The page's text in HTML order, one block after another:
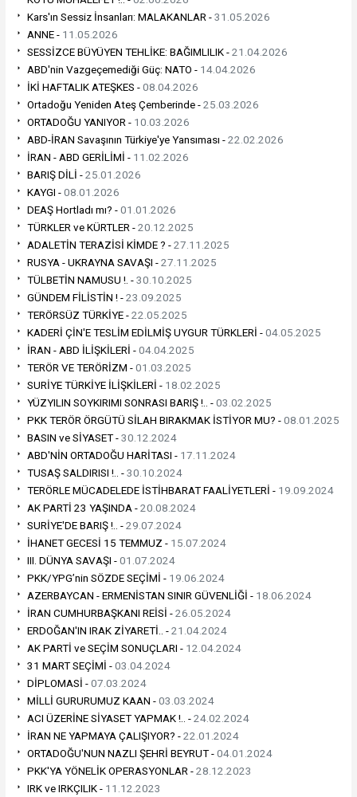
Kars'ın Sessiz İnsanları: MALAKANLAR -31.05.2026
ANNE - 11.05.2026
SESSİZCE BÜYÜYEN TEHLİKE: BAĞIMLILIK -21.04.2026
ABD'nin Vazgeçemediği Güç: NATO - 14.04.2026
İKİ HAFTALIK ATEŞKES -08.04.2026
Ortadoğu Yeniden Ateş Çemberinde -25.03.2026
ORTADOĞU YANIYOR - 10.03.2026
ABD-İRAN Savaşının Türkiye'ye Yansıması -22.02.2026
İRAN - ABD GERİLİMİ - 11.02.2026
BARIŞ DİLİ -25.01.2026
KAYGI -08.01.2026
DEAŞ Hortladı mı? -01.01.2026
TÜRKLER ve KÜRTLER -20.12.2025
ADALETİN TERAZİSİ KİMDE ? -27.11.2025
RUSYA - UKRAYNA SAVAŞI -27.11.2025
TÜLBETİN NAMUSU !. -30.10.2025
GÜNDEM FİLİSTİN ! -23.09.2025
TERÖRSÜZ TÜRKİYE -22.05.2025
KADERİ ÇİN'E TESLİM EDİLMİŞ UYGUR TÜRKLERİ -04.05.2025
İRAN - ABD İLİŞKİLERİ -04.04.2025
TERÖR VE TERÖRİZM -01.03.2025
SURİYE TÜRKİYE İLİŞKİLERİ - 18.02.2025
YÜZYILIN SOYKIRIMI SONRASI BARIŞ !.. -03.02.2025
PKK TERÖR ÖRGÜTÜ SİLAH BIRAKMAK İSTİYOR MU? -08.01.2025
BASIN ve SİYASET -30.12.2024
ABD'NİN ORTADOĞU HARİTASI - 17.11.2024
TUSAŞ SALDIRISI !.. -30.10.2024
TERÖRLE MÜCADELEDE İSTİHBARAT FAALİYETLERİ - 19.09.2024
AK PARTİ 23 YAŞINDA -20.08.2024
SURİYE'DE BARIŞ !.. -29.07.2024
İHANET GECESİ 15 TEMMUZ - 15.07.2024
III. DÜNYA SAVAŞI -01.07.2024
PKK/YPG’nin SÖZDE SEÇİMİ - 19.06.2024
AZERBAYCAN - ERMENİSTAN SINIR GÜVENLİĞİ - 18.06.2024
İRAN CUMHURBAŞKANI REİSİ -26.05.2024
ERDOĞAN'IN IRAK ZİYARETİ.. -21.04.2024
AK PARTİ ve SEÇİM SONUÇLARI - 12.04.2024
31 MART SEÇİMİ -03.04.2024
DİPLOMASİ -07.03.2024
MİLLİ GURURUMUZ KAAN -03.03.2024
ACI ÜZERİNE SİYASET YAPMAK !.. -24.02.2024
İRAN NE YAPMAYA ÇALIŞIYOR? -22.01.2024
ORTADOĞU'NUN NAZLI ŞEHRİ BEYRUT -04.01.2024
PKK'YA YÖNELİK OPERASYONLAR -28.12.2023
IRK ve IRKÇILIK - 11.12.2023